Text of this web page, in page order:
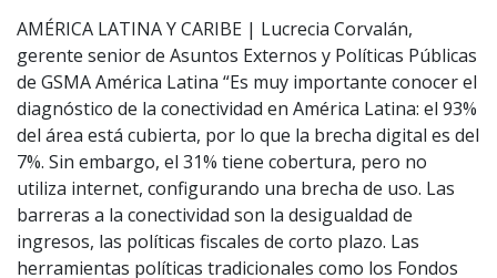
AMÉRICA LATINA Y CARIBE | Lucrecia Corvalán,
gerente senior de Asuntos Externos y Políticas Públicas
de GSMA América Latina “Es muy importante conocer el
diagnóstico de la conectividad en América Latina: el 93%
del área está cubierta, por lo que la brecha digital es del
7%. Sin embargo, el 31% tiene cobertura, pero no
utiliza internet, configurando una brecha de uso. Las
barreras a la conectividad son la desigualdad de
ingresos, las políticas fiscales de corto plazo. Las
herramientas políticas tradicionales como los Fondos